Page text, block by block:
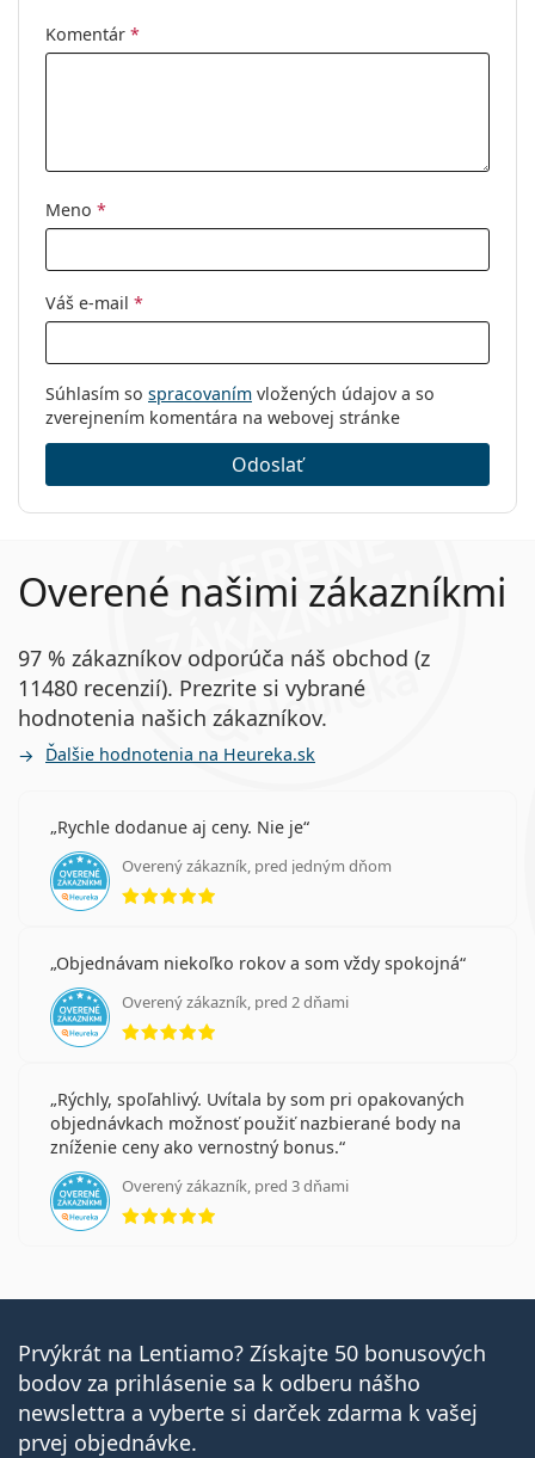
Puzdro:
Typ:
Dámske
Kategória:
Kód:
Komentár *
Meno *
Váš e-mail *
Súhlasím so spracovaním vložených údajov a so
zverejnením komentára na webovej stránke
Odoslať
Overené našimi zákazníkmi
97 % zákazníkov odporúča náš obchod (z
11480 recenzií). Prezrite si vybrané
hodnotenia našich zákazníkov.
Ďalšie hodnotenia na Heureka.sk
Rychle dodanue aj ceny. Nie je
Overený zákazník, pred jedným dňom
hodnotenie 5 z 5
Objednávam niekoľko rokov a som vždy spokojná
Overený zákazník, pred 2 dňami
hodnotenie 5 z 5
Rýchly, spoľahlivý. Uvítala by som pri opakovaných
objednávkach možnosť použiť nazbierané body na
zníženie ceny ako vernostný bonus.
Overený zákazník, pred 3 dňami
hodnotenie 5 z 5
Prvýkrát na Lentiamo? Získajte 50 bonusových
bodov za prihlásenie sa k odberu nášho
newslettra a vyberte si darček zdarma k vašej
prvej objednávke.